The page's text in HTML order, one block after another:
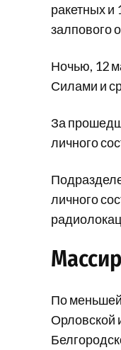
ракетных и
залпового
Ночью, 12
Силами и
За
личного
личного
По меньшей
Орловской